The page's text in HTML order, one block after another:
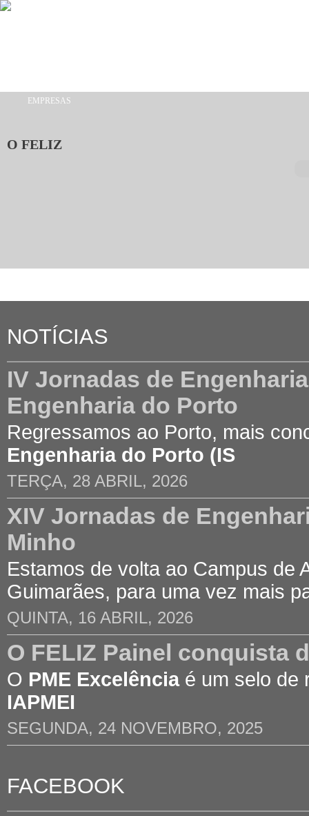
Passar para o conteúdo principal
EMPRESAS
O FELIZ
NOTÍCIAS
IV Jornadas de
Engenharia do Porto
Regressamos ao Porto, mais
Engenharia do Porto (IS
TERÇA, 28 ABRIL, 2026
XIV Jornadas de
Minho
Estamos de volta ao Campus de
Guimarães, para uma vez mais
QUINTA, 16 ABRIL, 2026
O FELIZ Painel conquista
O PME Excelênciaé um selo de
IAPMEI
SEGUNDA, 24 NOVEMBRO, 2025
FACEBOOK